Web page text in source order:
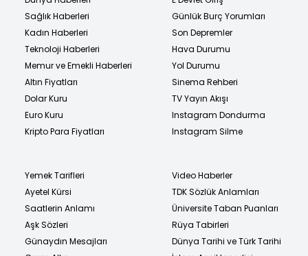
Sağlık Haberleri
Kadın Haberleri
Teknoloji Haberleri
Memur ve Emekli Haberleri
Altın Fiyatları
Dolar Kuru
Euro Kuru
Kripto Para Fiyatları
Günlük Burç Yorumları
Son Depremler
Hava Durumu
Yol Durumu
Sinema Rehberi
TV Yayın Akışı
Instagram Dondurma
Instagram Silme
Yemek Tarifleri
Ayetel Kürsi
Saatlerin Anlamı
Aşk Sözleri
Günaydın Mesajları
Video Haberler
TDK Sözlük Anlamları
Üniversite Taban Puanları
Rüya Tabirleri
Dünya Tarihi ve Türk Tarihi